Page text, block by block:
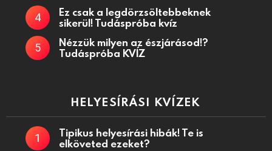
Ez csak a legdörzsöltebbeknek
sikerül! Tudáspróba kvíz
Nézzük milyen az észjárásod!?
Tudáspróba KVÍZ
HELYESÍRÁSI KVÍZEK
Tipikus helyesírási hibák! Te is
elköveted ezeket?